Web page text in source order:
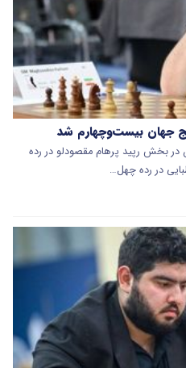
جهان بیست‌وچهارم شد
در بخش رپید پرهام مقصودلو در رده
در رده چهل…